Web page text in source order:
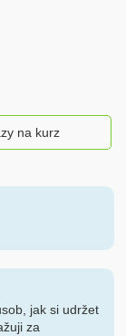
na kurz
jak si udržet
za